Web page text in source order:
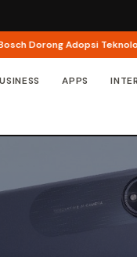
Adopsi Teknologi
APPS